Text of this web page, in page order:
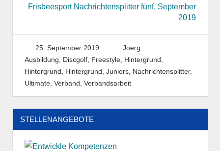
Frisbeesport Nachrichtensplitter fünf, September
2019
25. September 2019
Joerg
Ausbildung
Discgolf, Freestyle, Hintergrund
Hintergrund
Hintergrund Juniors, Nachrichtensplitter,
Ultimate, Verband Verbandsarbeit
STELLENANGEBOTE